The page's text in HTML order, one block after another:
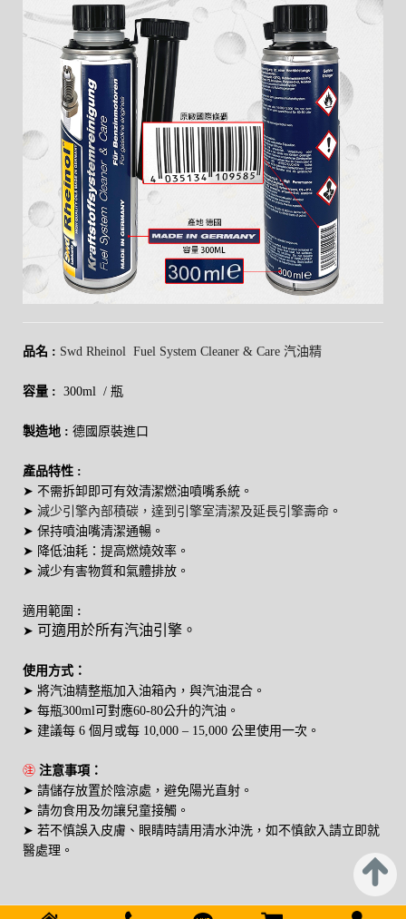
品名 : Swd Rheinol Fuel System Cleaner & Care 汽油精
容量 : 300ml / 瓶
製造地 : 德國原裝進口
產品特性 :
➤ 不需拆卸即可有效清潔燃油噴嘴系統。
➤ 減少引擎內部積碳， 達到引擎室清潔及延長引擎壽命 。
➤ 保持噴油嘴清潔通暢 。
➤ 降低油耗：提高燃燒效率 。
➤ 減少有害物質和氣體排放。
適用範圍 :
➤ 可適用於所有汽油引擎。
使用方式：
➤ 將汽油精整瓶加入油箱內，與汽油混合。
➤ 每瓶300ml可對應60-80公升的汽油。
➤ 建議每 6 個月或每 10,000 – 15,000 公里使用一次 。
㊟ 注意事項：
➤ 請儲存放置於陰涼處，避免陽光直射。
➤ 請勿食用及勿讓兒童接觸。
➤ 若不慎誤入皮膚、眼睛時請用清水沖洗，如不慎飲入請立即就
醫處理。